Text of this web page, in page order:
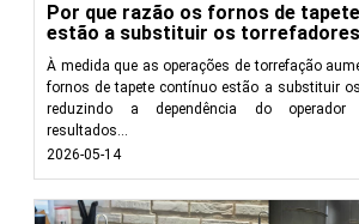
Por que razão os fornos de
estão a substituir os
À medida que as operações de torrefação
fornos de tapete contínuo estão a substituir
reduzindo a dependência do operador
resultados...
2026-05-14